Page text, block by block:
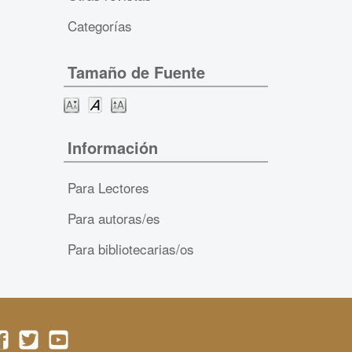
Categorías
Tamaño de Fuente
Información
Para Lectores
Para autoras/es
Para bibliotecarias/os